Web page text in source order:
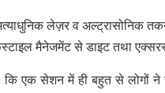
अत्याधुनिक लेज़र व अल्ट्रासोनिक
मैनेजमेंट से डाइट तथा
कि एक सेशन में ही बहुत से लोगों